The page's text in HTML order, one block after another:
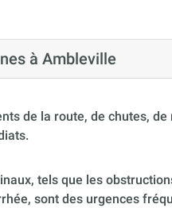
à Ambleville
de la route, de chutes,
tels que les
sont des urgences